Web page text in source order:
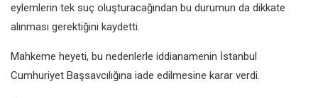
eylemlerin tek suç oluşturacağından bu durumun da dikkate
alınması gerektiğini kaydetti.
Mahkeme heyeti, bu nedenlerle iddianamenin İstanbul
Cumhuriyet Başsavcılığına iade edilmesine karar verdi.